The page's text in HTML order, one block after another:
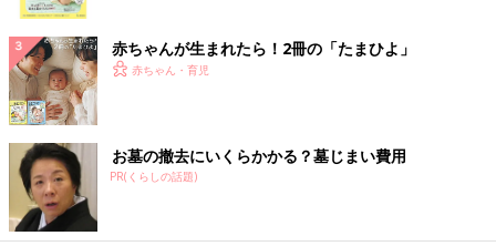
「毎日は億劫なので、ノートに1ヶ月でどんだけ使ったか、ざっ
くり記録しています」（チャン）
「ノートに月ごとに書いています。細部は無理ですが、食費だけ
は意識してつけています」（めいちゃん）
カスタマイズできるし自動で計算のExcel派
「レシートがたまったらExcelに入力。データはUSBに保存し、
赤ちゃんが生まれたら！2冊の「たまひよ」
赤ちゃん・育児
お墓の撤去にいくらかかる？墓じまい費用
PR(くらしの話題)